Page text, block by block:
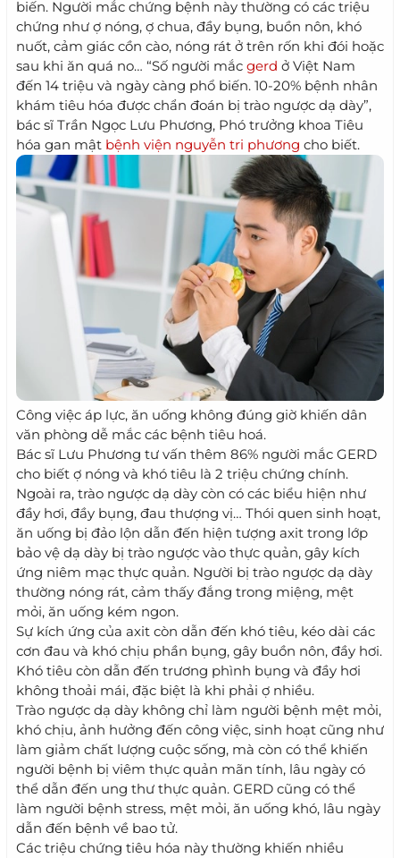
biến. Người mắc chứng bệnh này thường có các triệu
chứng như ợ nóng, ợ chua, đầy bụng, buồn nôn, khó
nuốt, cảm giác cồn cào, nóng rát ở trên rốn khi đói hoặc
sau khi ăn quá no… “Số người mắc gerd ở Việt Nam
đến 14 triệu và ngày càng phổ biến. 10-20% bệnh nhân
khám tiêu hóa được chẩn đoán bị trào ngược dạ dày”,
bác sĩ Trần Ngọc Lưu Phương, Phó trưởng khoa Tiêu
hóa gan mật bệnh viện nguyễn tri phương cho biết.
Công việc áp lực, ăn uống không đúng giờ khiến dân
văn phòng dễ mắc các bệnh tiêu hoá.
Bác sĩ Lưu Phương tư vấn thêm 86% người mắc GERD
cho biết ợ nóng và khó tiêu là 2 triệu chứng chính.
Ngoài ra, trào ngược dạ dày còn có các biểu hiện như
đầy hơi, đầy bụng, đau thượng vị… Thói quen sinh hoạt,
ăn uống bị đảo lộn dẫn đến hiện tượng axit trong lớp
bảo vệ dạ dày bị trào ngược vào thực quản, gây kích
ứng niêm mạc thực quản. Người bị trào ngược dạ dày
thường nóng rát, cảm thấy đắng trong miệng, mệt
mỏi, ăn uống kém ngon.
Sự kích ứng của axit còn dẫn đến khó tiêu, kéo dài các
cơn đau và khó chịu phần bụng, gây buồn nôn, đầy hơi.
Khó tiêu còn dẫn đến trương phình bụng và đầy hơi
không thoải mái, đặc biệt là khi phải ợ nhiều.
Trào ngược dạ dày không chỉ làm người bệnh mệt mỏi,
khó chịu, ảnh hưởng đến công việc, sinh hoạt cũng như
làm giảm chất lượng cuộc sống, mà còn có thể khiến
người bệnh bị viêm thực quản mãn tính, lâu ngày có
thể dẫn đến ung thư thực quản. GERD cũng có thể
làm người bệnh stress, mệt mỏi, ăn uống khó, lâu ngày
dẫn đến bệnh về bao tử.
Các triệu chứng tiêu hóa này thường khiến nhiều